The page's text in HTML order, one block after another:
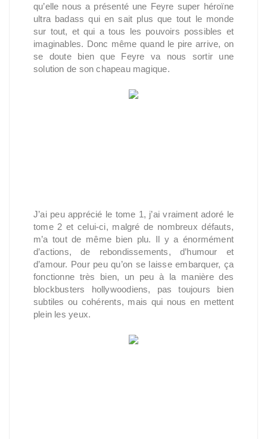
qu’elle nous a présenté une Feyre super héroïne
ultra badass qui en sait plus que tout le monde
sur tout, et qui a tous les pouvoirs possibles et
imaginables. Donc même quand le pire arrive, on
se doute bien que Feyre va nous sortir une
solution de son chapeau magique.
J’ai peu apprécié le tome 1, j’ai vraiment adoré le
tome 2 et celui-ci, malgré de nombreux défauts,
m’a tout de même bien plu. Il y a énormément
d’actions, de rebondissements, d’humour et
d’amour. Pour peu qu’on se laisse embarquer, ça
fonctionne très bien, un peu à la manière des
blockbusters hollywoodiens, pas toujours bien
subtiles ou cohérents, mais qui nous en mettent
plein les yeux.